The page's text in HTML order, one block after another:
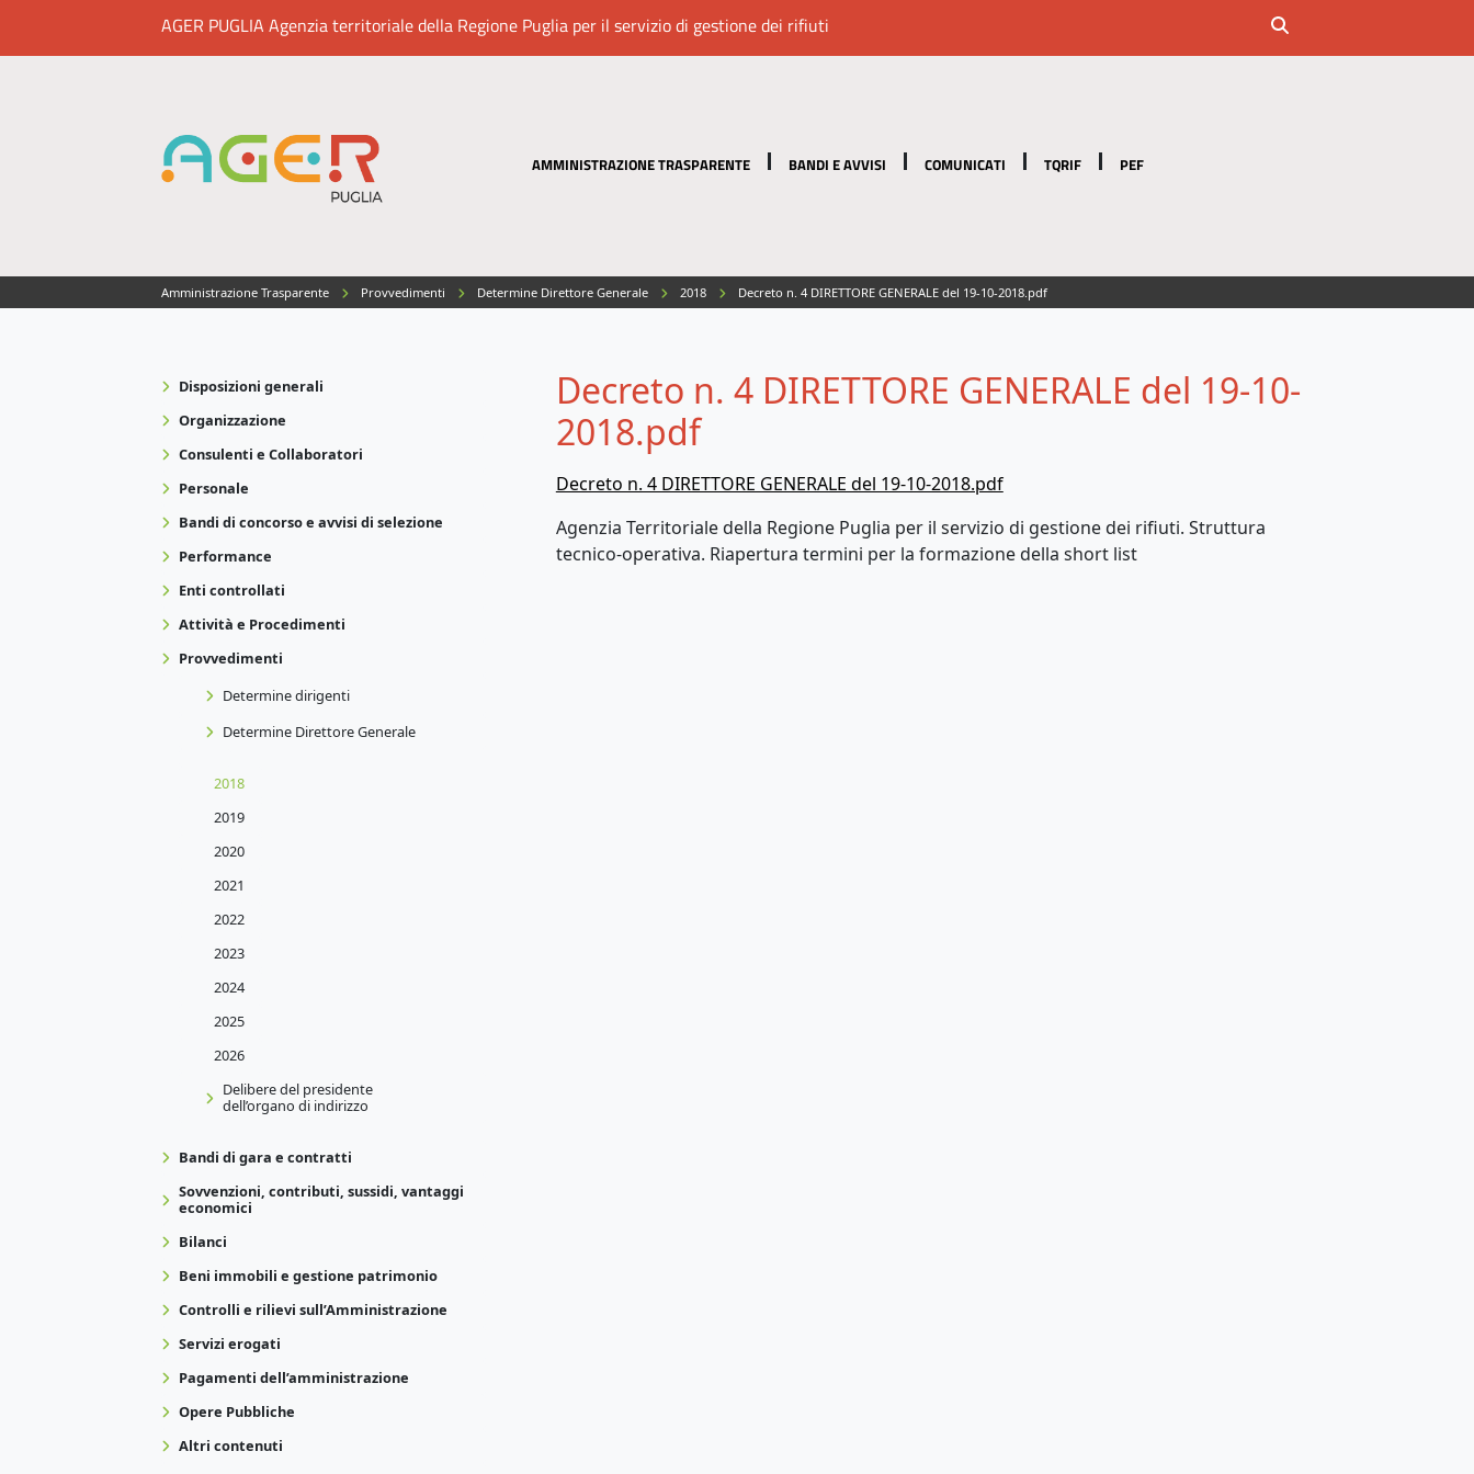
AGER PUGLIA Agenzia territoriale della Regione Puglia per il servizio di gestione dei rifiuti
AMMINISTRAZIONE TRASPARENTE BANDI E AVVISI COMUNICATI TQRIF PEF
Amministrazione Trasparente Provvedimenti Determine Direttore Generale 2018 Decreto n. 4 DIRETTORE GENERALE del 19-10-2018.pdf
Disposizioni generali
Organizzazione
Consulenti e Collaboratori
Personale
Bandi di concorso e avvisi di selezione
Performance
Enti controllati
Attività e Procedimenti
Provvedimenti
Determine dirigenti
Determine Direttore Generale
2018
2019
2020
2021
2022
2023
2024
2025
2026
Delibere del presidente
dell’organo di indirizzo
Bandi di gara e contratti
Sovvenzioni, contributi, sussidi, vantaggi
economici
Bilanci
Beni immobili e gestione patrimonio
Controlli e rilievi sull’Amministrazione
Servizi erogati
Pagamenti dell’amministrazione
Opere Pubbliche
Altri contenuti
Decreto n. 4 DIRETTORE GENERALE del 19-10-
2018.pdf
Decreto n. 4 DIRETTORE GENERALE del 19-10-2018.pdf
Agenzia Territoriale della Regione Puglia per il servizio di gestione dei rifiuti. Struttura
tecnico-operativa. Riapertura termini per la formazione della short list